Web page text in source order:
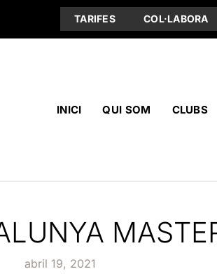
TARIFES COL·LABORA
INICI QUI SOM CLUBS
abril 19, 2021